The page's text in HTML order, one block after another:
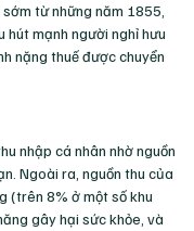
từ những năm 1855,
mạnh người nghỉ hưu
nặng thuế được chuyển
nhập cá nhân nhờ nguồn
Ngoài ra, nguồn thu của
(trên 8% ở một số khu
gây hại sức khỏe, và